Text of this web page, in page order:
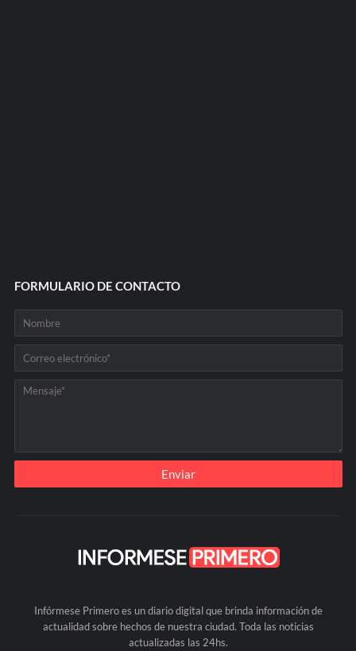
FORMULARIO DE CONTACTO
Infórmese Primero es un diario digital que brinda información de
actualidad sobre hechos de nuestra ciudad. Toda las noticias
actualizadas las 24hs.